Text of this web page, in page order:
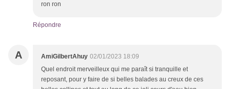
ron ron
Répondre
A AmiGilbertAhuy 02/01/2023 18:09
Quel endroit merveilleux qui me paraît si tranquille et
reposant, pour y faire de si belles balades au creux de ces